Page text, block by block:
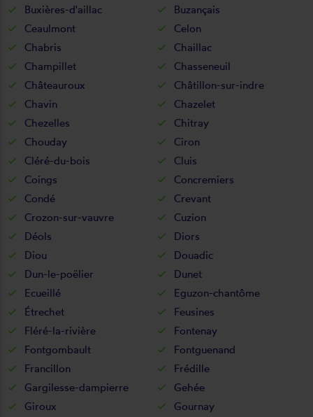
Buxières-d'aillac
Buzançais
Ceaulmont
Celon
Chabris
Chaillac
Champillet
Chasseneuil
Châteauroux
Châtillon-sur-indre
Chavin
Chazelet
Chezelles
Chitray
Chouday
Ciron
Cléré-du-bois
Cluis
Coings
Concremiers
Condé
Crevant
Crozon-sur-vauvre
Cuzion
Déols
Diors
Diou
Douadic
Dun-le-poëlier
Dunet
Ecueillé
Eguzon-chantôme
Étrechet
Feusines
Fléré-la-rivière
Fontenay
Fontgombault
Fontguenand
Francillon
Frédille
Gargilesse-dampierre
Gehée
Giroux
Gournay